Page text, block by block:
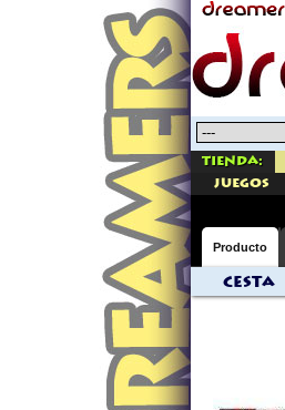
Tienda:
juegos
Producto
Cesta